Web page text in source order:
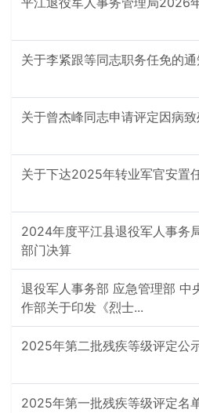
关于李紧跟等同志职务任免的通
关于曾杰峰同志申请评定因病
关于下达2025年转业军官安置
2024年度平江县退役军人事务
部门决算
退役军人事务部 应急管理部 中
作部关于印发《烈士...
2025年第二批残疾等级评定公
2025年第一批残疾等级评定名